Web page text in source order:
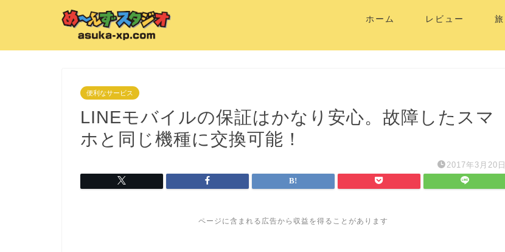
ホーム レビュー 旅
便利なサービス
LINEモバイルの保証はかなり安心。故障したスマ
ホと同じ機種に交換可能！
2017年3月20日
ページに含まれる広告から収益を得ることがあります